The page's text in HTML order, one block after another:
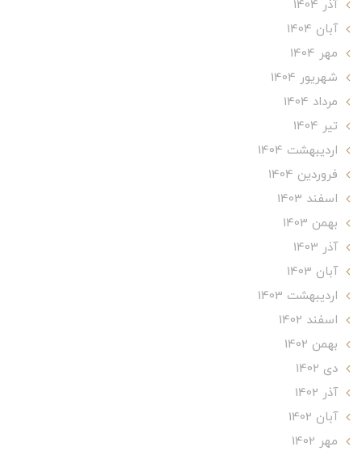
آذر 1404
آبان 1404
مهر 1404
شهریور 1404
مرداد 1404
تير 1404
ارديبهشت 1404
فروردین 1404
اسفند 1403
بهمن 1403
آذر 1403
آبان 1403
ارديبهشت 1403
اسفند 1402
بهمن 1402
دی 1402
آذر 1402
آبان 1402
مهر 1402